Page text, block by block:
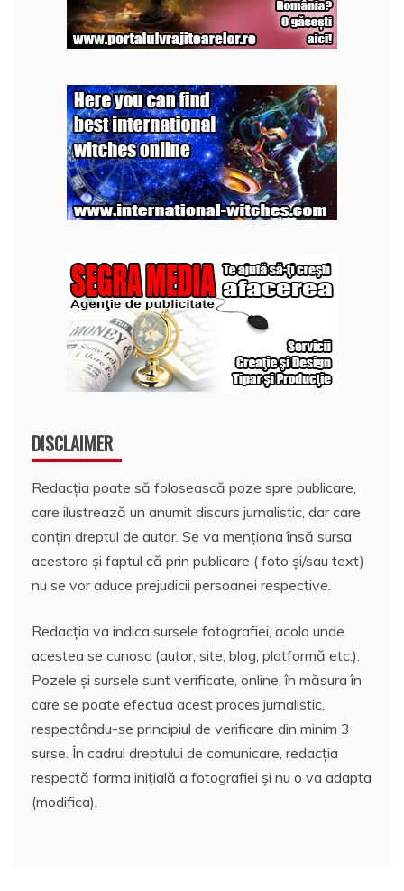
DISCLAIMER
Redacția poate să folosească poze spre publicare,
care ilustrează un anumit discurs jurnalistic, dar care
conțin dreptul de autor. Se va menționa însă sursa
acestora și faptul că prin publicare ( foto și/sau text)
nu se vor aduce prejudicii persoanei respective.
Redacția va indica sursele fotografiei, acolo unde
acestea se cunosc (autor, site, blog, platformă etc.).
Pozele și sursele sunt verificate, online, în măsura în
care se poate efectua acest proces jurnalistic,
respectându-se principiul de verificare din minim 3
surse. În cadrul dreptului de comunicare, redacția
respectă forma inițială a fotografiei și nu o va adapta
(modifica).